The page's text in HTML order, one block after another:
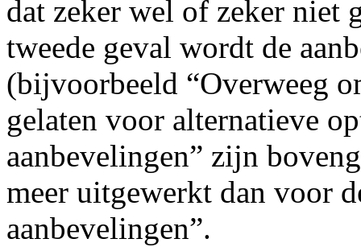
dat zeker wel of zeker niet
tweede geval wordt de
(bijvoorbeeld “Overweeg
gelaten voor alternatieve
aanbevelingen” zijn
meer uitgewerkt dan voor
aanbevelingen”.